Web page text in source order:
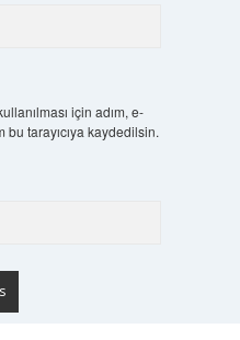
için adım, e-
tarayıcıya kaydedilsin.